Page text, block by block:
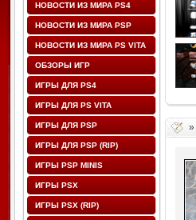
НОВОСТИ ИЗ МИРА PS4
НОВОСТИ ИЗ МИРА PSP
НОВОСТИ ИЗ МИРА PS VITA
ОБЗОРЫ ИГР
ИГРЫ ДЛЯ PS4
ИГРЫ ДЛЯ PS VITA
ИГРЫ ДЛЯ PSP
ИГРЫ ДЛЯ PSP (RIP)
ИГРЫ PSP MINIS
ИГРЫ PSX
ИГРЫ PSX (RIP)
»